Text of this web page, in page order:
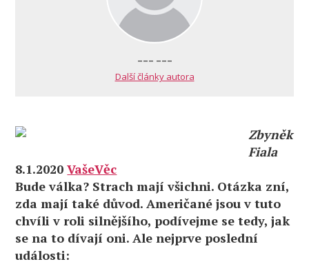
--- ---
Další články autora
Zbyněk
Fiala
8.1.2020VašeVěc
Bude válka? Strach mají všichni. Otázka zní,
zda mají také důvod. Američané jsou v tuto
chvíli v roli silnějšího, podívejme se tedy, jak
se na to dívají oni. Ale nejprve poslední
události: